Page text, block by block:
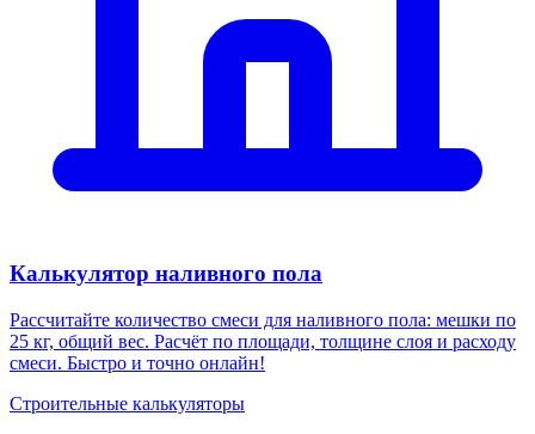
Калькулятор наливного пола
Рассчитайте количество смеси для наливного пола: мешки по
25 кг, общий вес. Расчёт по площади, толщине слоя и расходу
смеси. Быстро и точно онлайн!
Строительные калькуляторы